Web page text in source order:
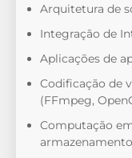
Arquitetura de
Integração de
Aplicações de
Codificação de
(FFmpeg,
Computação
armazenamento